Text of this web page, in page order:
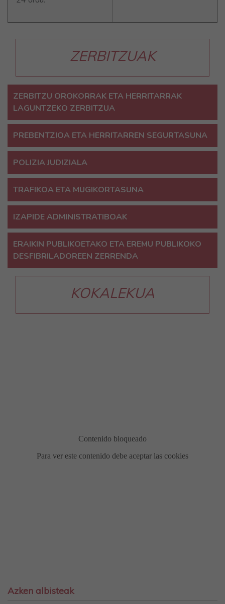
ZERBITZUAK
ZERBITZU OROKORRAK ETA HERRITARRAK
LAGUNTZEKO ZERBITZUA
PREBENTZIOA ETA HERRITARREN SEGURTASUNA
POLIZIA JUDIZIALA
TRAFIKOA ETA MUGIKORTASUNA
IZAPIDE ADMINISTRATIBOAK
ERAIKIN PUBLIKOETAKO ETA EREMU PUBLIKOKO
DESFIBRILADOREEN ZERRENDA
KOKALEKUA
Azken albisteak